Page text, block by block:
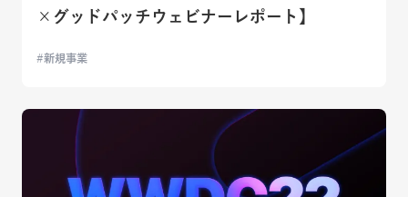
×グッドパッチウェビナーレポート】
新規事業